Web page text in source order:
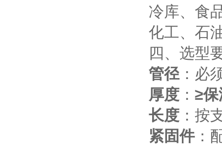
冷库、食
化工、石
四、选型
管径：必
厚度 ： ≥
长度 ：按
紧固件：